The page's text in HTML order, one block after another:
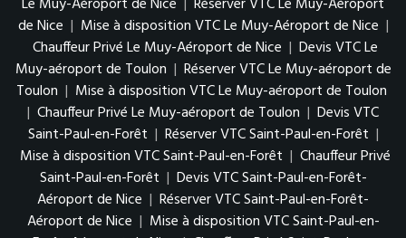
de Nice | Mise à disposition VTC Le Muy-Aéroport de Nice |
Chauffeur Privé Le Muy-Aéroport de Nice | Devis VTC Le
Muy-aéroport de Toulon | Réserver VTC Le Muy-aéroport de
Toulon | Mise à disposition VTC Le Muy-aéroport de Toulon
| Chauffeur Privé Le Muy-aéroport de Toulon | Devis VTC
Saint-Paul-en-Forêt | Réserver VTC Saint-Paul-en-Forêt |
Mise à disposition VTC Saint-Paul-en-Forêt | Chauffeur Privé
Saint-Paul-en-Forêt | Devis VTC Saint-Paul-en-Forêt-
Aéroport de Nice | Réserver VTC Saint-Paul-en-Forêt-
Aéroport de Nice | Mise à disposition VTC Saint-Paul-en-